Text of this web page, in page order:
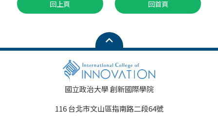
回上頁 回首頁
國立政治大學 創新國際學院
116 台北市文山區指南路二段64號